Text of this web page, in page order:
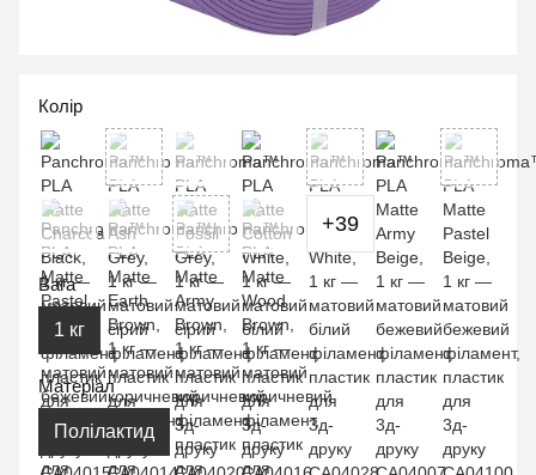
Колір
+39
Вага
1 кг
Матеріал
Полілактид